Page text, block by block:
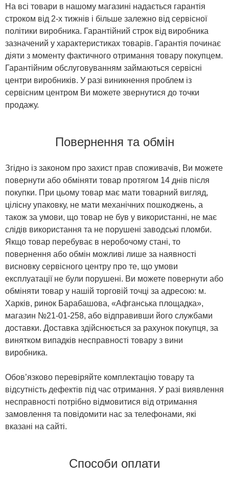
На всі товари в нашому магазині надається гарантія
строком від 2-х тижнів і більше залежно від сервісної
політики виробника. Гарантійний строк від виробника
зазначений у характеристиках товарів. Гарантія починає
діяти з моменту фактичного отримання товару покупцем.
Гарантійним обслуговуванням займаються сервісні
центри виробників. У разі виникнення проблем із
сервісним центром Ви можете звернутися до точки
продажу.
Повернення та обмін
Згідно із законом про захист прав споживачів, Ви можете
повернути або обміняти товар протягом 14 днів після
покупки. При цьому товар має мати товарний вигляд,
цілісну упаковку, не мати механічних пошкоджень, а
також за умови, що товар не був у використанні, не має
слідів використання та не порушені заводські пломби.
Якщо товар перебуває в неробочому стані, то
повернення або обмін можливі лише за наявності
висновку сервісного центру про те, що умови
експлуатації не були порушені. Ви можете повернути або
обміняти товар у нашій торговій точці за адресою: м.
Харків, ринок Барабашова, «Афганська площадка»,
магазин №21-01-258, або відправивши його службами
доставки. Доставка здійснюється за рахунок покупця, за
винятком випадків несправності товару з вини
виробника.
Обов’язково перевіряйте комплектацію товару та
відсутність дефектів під час отримання. У разі виявлення
несправності потрібно відмовитися від отримання
замовлення та повідомити нас за телефонами, які
вказані на сайті.
Способи оплати